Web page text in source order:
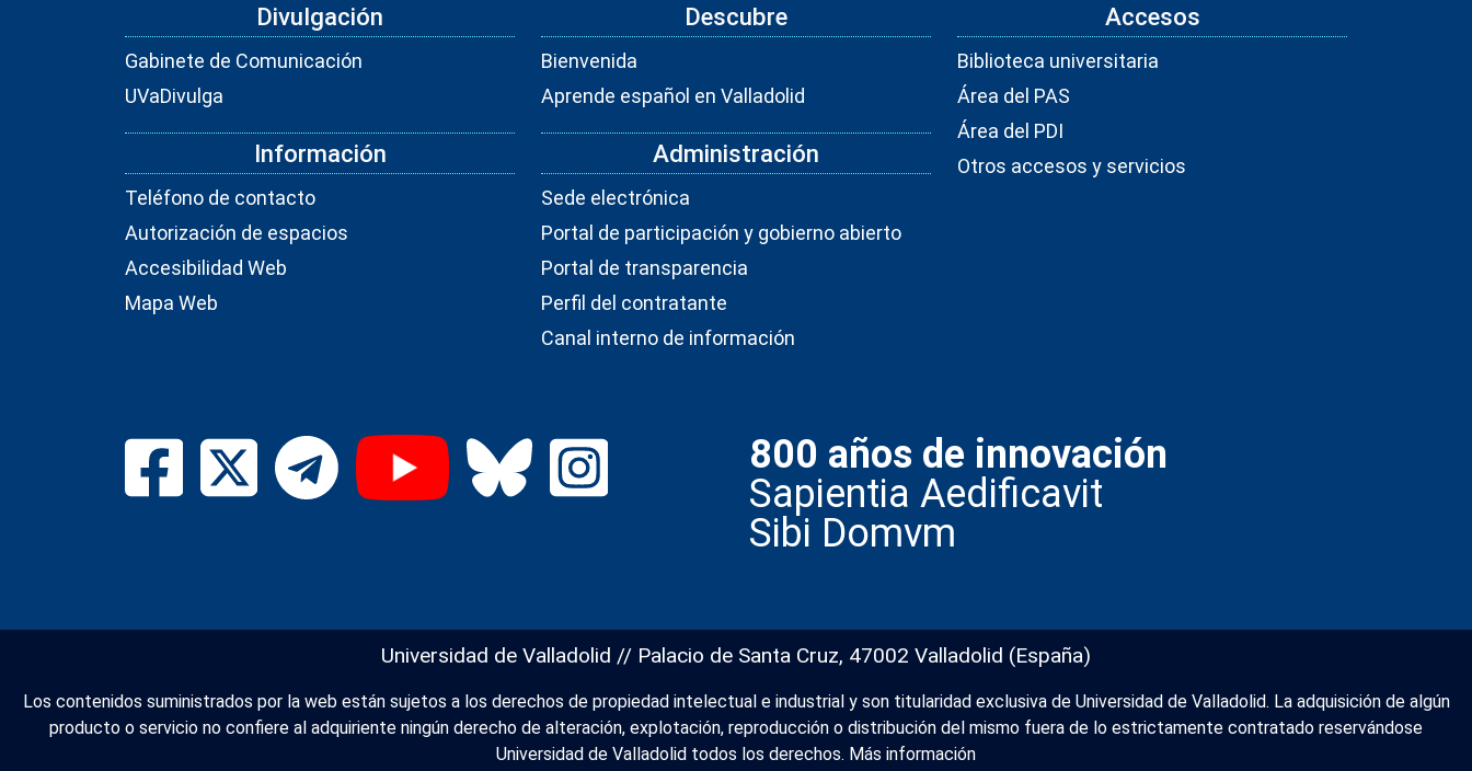
Divulgación
Gabinete de Comunicación
UVaDivulga
Información
Teléfono de contacto
Autorización de espacios
Accesibilidad Web
Mapa Web
Descubre
Bienvenida
Aprende español en Valladolid
Administración
Sede electrónica
Portal de participación y gobierno abierto
Portal de transparencia
Perfil del contratante
Canal interno de información
Accesos
Biblioteca universitaria
Área del PAS
Área del PDI
Otros accesos y servicios
800 años de innovación
Sapientia Aedificavit
Sibi Domvm
Universidad de Valladolid // Palacio de Santa Cruz, 47002 Valladolid (España)
Los contenidos suministrados por la web están sujetos a los derechos de propiedad intelectual e industrial y son titularidad exclusiva de Universidad de Valladolid. La adquisición de algún
producto o servicio no confiere al adquiriente ningún derecho de alteración, explotación, reproducción o distribución del mismo fuera de lo estrictamente contratado reservándose
Universidad de Valladolid todos los derechos. Más información